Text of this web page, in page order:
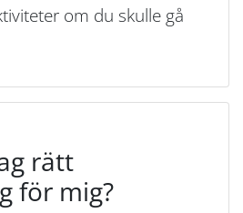
om du skulle gå
rätt
för mig?